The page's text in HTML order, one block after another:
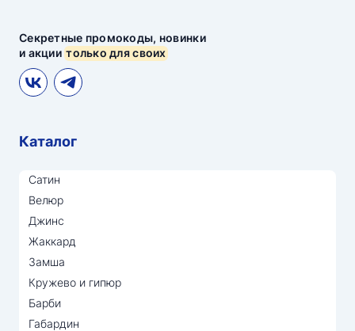
Секретные промокоды, новинки
и акциитолько для своих
Каталог
Сатин
Велюр
Джинс
Жаккард
Замша
Кружево и гипюр
Барби
Габардин